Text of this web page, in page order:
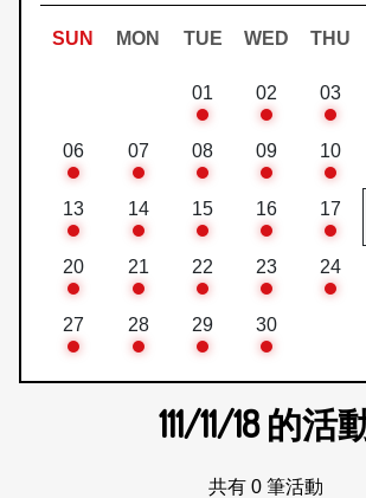
SUN MON TUE WED THU
01 02 03
06 07 08 09 10
13 14 15 16 17
20 21 22 23 24
27 28 29 30
111/11/18的活
共有 0 筆活動